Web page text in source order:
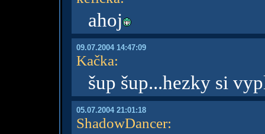
ahoj
09.07.2004 14:47:09
Kačka:
šup šup...hezky si
05.07.2004 21:01:18
ShadowDancer: